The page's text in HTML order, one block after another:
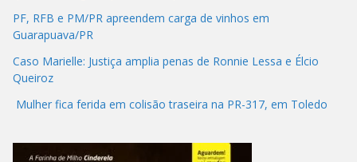
PF, RFB e PM/PR apreendem carga de vinhos em
Guarapuava/PR
Caso Marielle: Justiça amplia penas de Ronnie Lessa e Élcio
Queiroz
Mulher fica ferida em colisão traseira na PR-317, em Toledo